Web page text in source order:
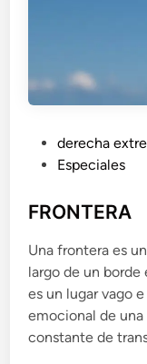
l
c
a
d
o
e
derecha
Especiales
FRONTERA
Una frontera es
largo de un
es un lugar vago
emocional de
constante de